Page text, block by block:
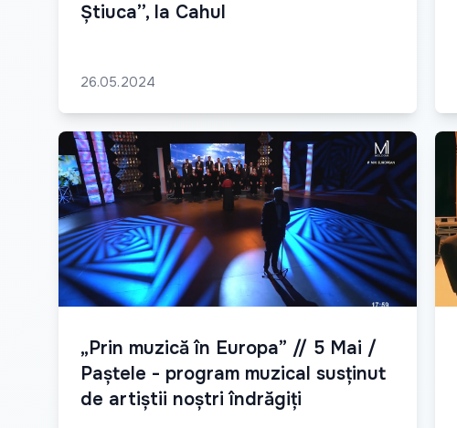
Știuca’’, la Cahul
26.05.2024
„Prin muzică în Europa” // 5 Mai /
Paștele - program muzical susținut
de artiștii noștri îndrăgiți